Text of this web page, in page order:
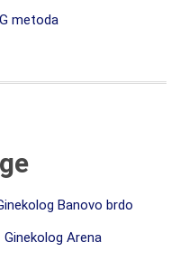
metoda
Banovo brdo
Ginekolog Arena